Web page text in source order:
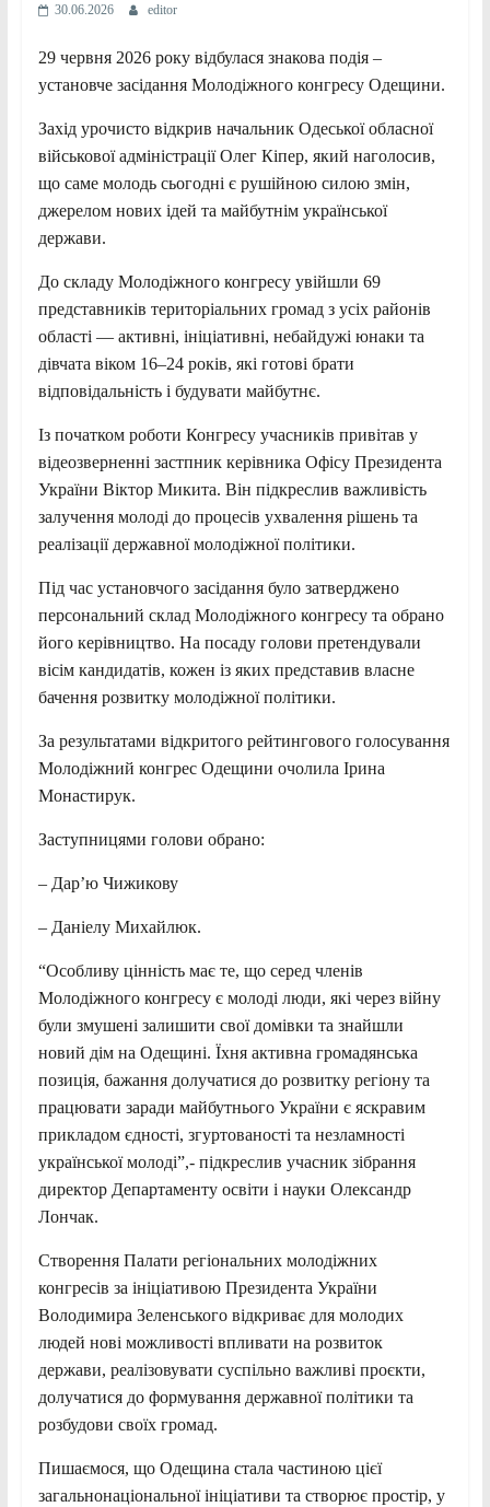
30.06.2026 editor
29 червня 2026 року відбулася знакова подія –
установче засідання Молодіжного конгресу Одещини.
Захід урочисто відкрив начальник Одеської обласної
військової адміністрації Олег Кіпер, який наголосив,
що саме молодь сьогодні є рушійною силою змін,
джерелом нових ідей та майбутнім української
держави.
До складу Молодіжного конгресу увійшли 69
представників територіальних громад з усіх районів
області — активні, ініціативні, небайдужі юнаки та
дівчата віком 16–24 років, які готові брати
відповідальність і будувати майбутнє.
Із початком роботи Конгресу учасників привітав у
відеозверненні застпник керівника Офісу Президента
України Віктор Микита. Він підкреслив важливість
залучення молоді до процесів ухвалення рішень та
реалізації державної молодіжної політики.
Під час установчого засідання було затверджено
персональний склад Молодіжного конгресу та обрано
його керівництво. На посаду голови претендували
вісім кандидатів, кожен із яких представив власне
бачення розвитку молодіжної політики.
За результатами відкритого рейтингового голосування
Молодіжний конгрес Одещини очолила Ірина
Монастирук.
Заступницями голови обрано:
– Дар’ю Чижикову
– Даніелу Михайлюк.
“Особливу цінність має те, що серед членів
Молодіжного конгресу є молоді люди, які через війну
були змушені залишити свої домівки та знайшли
новий дім на Одещині. Їхня активна громадянська
позиція, бажання долучатися до розвитку регіону та
працювати заради майбутнього України є яскравим
прикладом єдності, згуртованості та незламності
української молоді”,- підкреслив учасник зібрання
директор Департаменту освіти і науки Олександр
Лончак.
Створення Палати регіональних молодіжних
конгресів за ініціативою Президента України
Володимира Зеленського відкриває для молодих
людей нові можливості впливати на розвиток
держави, реалізовувати суспільно важливі проєкти,
долучатися до формування державної політики та
розбудови своїх громад.
Пишаємося, що Одещина стала частиною цієї
загальнонаціональної ініціативи та створює простір, у